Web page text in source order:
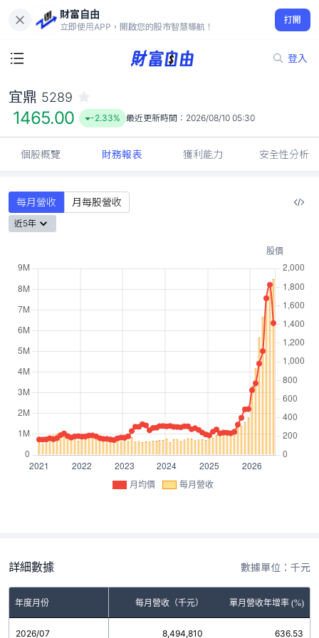
財富自由
立即使用APP，開啟您的股市智慧導航！
打開
登入
1465.00
-2.33%
宜鼎 5289
1465.00 -2.33% 最近更新時間： 2026/08/10 05:30
個股概覽 財務報表 獲利能力 安全性分析
每月營收 月每股營收
近5年
月均價 每月營收
詳細數據 數據單位：千元
年度月份 每月營收（千元） 單月營收年增率 (%)
2026/07 8,494,810 636.53